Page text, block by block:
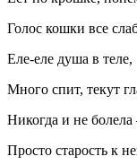
Голос кошки все
Еле-еле душа в теле,
Много спит, текут
Никогда и не болела
Просто старость к